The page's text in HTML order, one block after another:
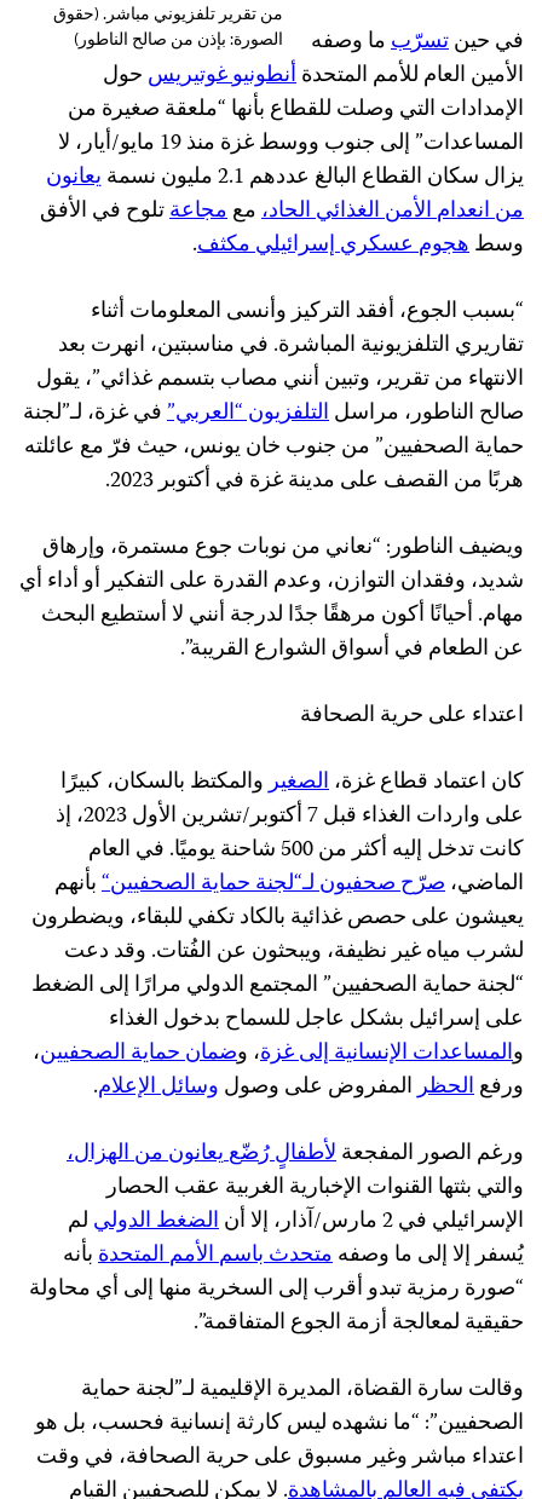
من تقرير تلفزيوني مباشر. (حقوق
الصورة: بإذن من صالح الناطور)
في حينتسربما وصفه
الأمين العام للأمم المتحدةأنطونيوغوتيريس حول
الإمدادات التي وصلت للقطاع بأنها “ملعقة صغيرة من
المساعدات” إلى جنوب ووسط غزة منذ 19 مايو/أيار، لا
يزال سكان القطاع البالغ عددهم 2.1 مليون نسمة
يعانون
منانعدامالأمنالغذائيالحاد،معمجاعةتلوح في الأفق
وسطهجومعسكري إسرائيليمكثف.
“بسبب الجوع، أفقد التركيز وأنسى المعلومات أثناء
تقاريري التلفزيونية المباشرة. في مناسبتين، انهرت بعد
الانتهاء من تقرير، وتبين أنني مصاب بتسمم غذائي”، يقول
صالح الناطور، مراسلالتلفزيون “العربي”في غزة، لـ”لجنة
حماية الصحفيين” من جنوب خان يونس، حيث فرّ مع عائلته
هربًا من القصف على مدينة غزة في أكتوبر 2023.
ويضيف الناطور: “نعاني من نوبات جوع مستمرة، وإرهاق
شديد، وفقدان التوازن، وعدم القدرة على التفكير أو أداء أي
مهام. أحيانًا أكون مرهقًا جدًا لدرجة أنني لا أستطيع البحث
عن الطعام في أسواق الشوارع القريبة”.
اعتداء على حرية الصحافة
كان اعتماد قطاع غزة، الصغيروالمكتظ بالسكان، كبيرًا
على واردات الغذاء قبل 7 أكتوبر/تشرين الأول 2023، إذ
كانت تدخل إليه أكثر من 500 شاحنة يوميًا. في العام
الماضي، صرحصحفيونلـ“لجنةحمايةالصحفيين“بأنهم
يعيشون على حصص غذائية بالكاد تكفي للبقاء، ويضطرون
لشرب مياه غير نظيفة، ويبحثون عن الفُتات. وقد دعت
“لجنة حماية الصحفيين” المجتمع الدولي مرارًا إلى الضغط
على إسرائيل بشكل عاجل للسماح بدخول الغذاء
والمساعداتالإنسانيةإلىغزة، وضمانحمايةالصحفيين،
ورفعالحظرالمفروض على وصول وسائلالإعلام.
ورغم الصور المفجعةلأطفالٍرضعيعانونمنالهزال،
والتي بثتها القنوات الإخبارية الغربية عقب الحصار
الإسرائيلي في 2 مارس/آذار، إلا أن
الضغطالدولي لم
يُسفر إلا إلى ما وصفهمتحدثباسمالأممالمتحدةبأنه
“صورة رمزية تبدو أقرب إلى السخرية منها إلى أي محاولة
حقيقية لمعالجة أزمة الجوع المتفاقمة”.
وقالت سارة القضاة، المديرة الإقليمية لـ”لجنة حماية
الصحفيين”: “ما نشهده ليس كارثة إنسانية فحسب، بل هو
اعتداء مباشر وغير مسبوق على حرية الصحافة، في وقت
يكتفيفيهالعالم بالمشاهدة. لا يمكن للصحفيين القيام